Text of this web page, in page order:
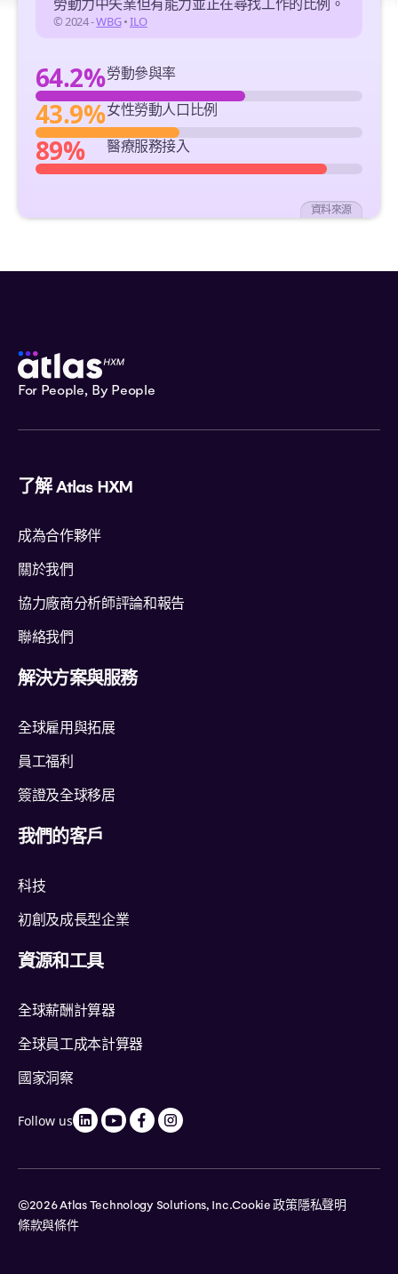
© 2024 -WBG•ILO
64.2%勞動參與率
43.9%女性勞動人口比例
89% 醫療服務接入
資料來源
For People, By People
了解 Atlas HXM
成為合作夥伴
關於我們
協力廠商分析師評論和報告
聯絡我們
解決方案與服務
全球雇用與拓展
員工福利
簽證及全球移居
我們的客戶
科技
初創及成長型企業
資源和工具
全球薪酬計算器
全球員工成本計算器
國家洞察
Follow us
©2026 Atlas Technology Solutions, Inc.Cookie 政策隱私聲明
條款與條件